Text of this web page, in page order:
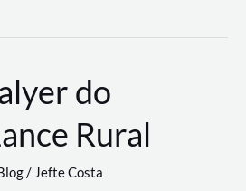
do
Rural
/ Jefte Costa